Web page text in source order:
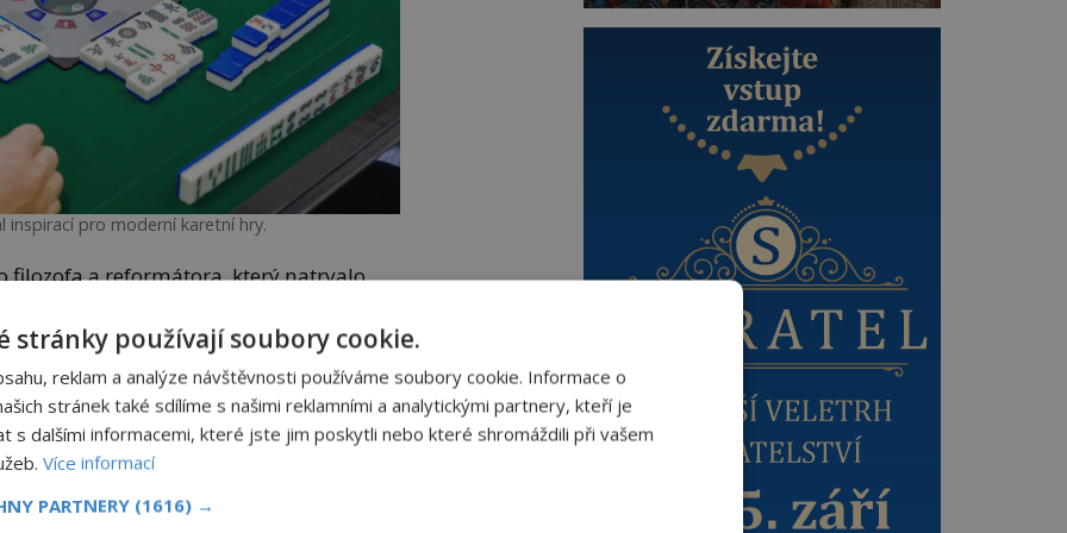
inspirací pro moderní karetní hry.
filozofa a reformátora, který natrvalo
politiku i náboženství. A právě jemu je
zrod populární čínské hry s
mahjong.
tři z pěti základních ctností,
uznává, tedy shovívavost, upřímnost
letopočtu, se z mahjongu v Číně
stránky používají soubory cookie.
reklam a analýze návštěvnosti používáme soubory cookie. Informace o
stránek také sdílíme s našimi reklamními a analytickými partnery, kteří je
s dalšími informacemi, které jste jim poskytli nebo které shromáždili při vašem
Více informací
PARTNERY (1616) →